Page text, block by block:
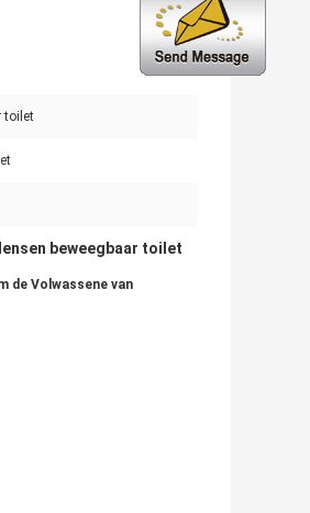
toilet
beweegbaar toilet
de Volwassene van